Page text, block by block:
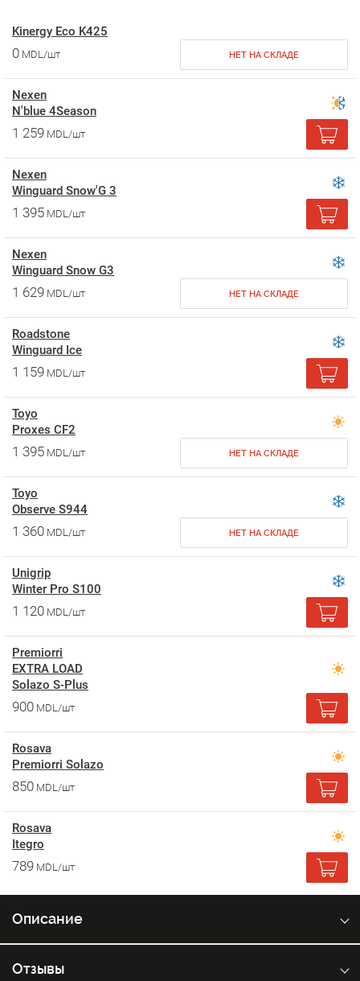
Kinergy Eco K425
0 MDL/шт НЕТ НА СКЛАДЕ
Nexen
N'blue 4Season
1 259 MDL/шт
Nexen
Winguard Snow'G 3
1 395 MDL/шт
Nexen
Winguard Snow G3
1 629 MDL/шт НЕТ НА СКЛАДЕ
Roadstone
Winguard Ice
1 159 MDL/шт
Toyo
Proxes CF2
1 395 MDL/шт НЕТ НА СКЛАДЕ
Toyo
Observe S944
1 360 MDL/шт НЕТ НА СКЛАДЕ
Unigrip
Winter Pro S100
1 120 MDL/шт
Premiorri
EXTRA LOAD
Solazo S-Plus
900 MDL/шт
Rosava
Premiorri Solazo
850 MDL/шт
Rosava
Itegro
789 MDL/шт
Описание
Отзывы